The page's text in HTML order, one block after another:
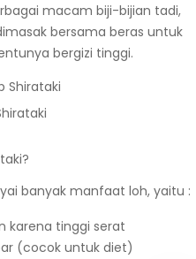
macam biji-bijian tadi,
bersama beras untuk
bergizi tinggi.
banyak manfaat loh, yaitu :
karena tinggi serat
(cocok untuk diet)